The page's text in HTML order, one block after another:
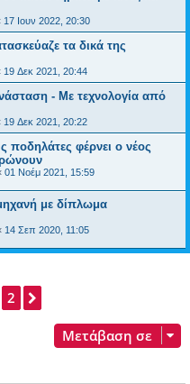
17 Ιουν 2022, 20:30
τα δικά της
19 Δεκ 2021, 20:44
- Με τεχνολογία από
19 Δεκ 2021, 20:22
ποδηλάτες φέρνει ο νέος
01 Νοέμ 2021, 15:59
με δίπλωμα
14 Σεπ 2020, 11:05
2
Μετάβαση σε